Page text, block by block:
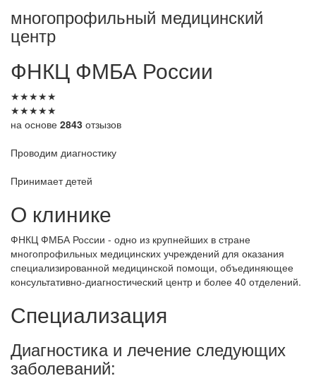
многопрофильный медицинский
центр
ФНКЦ ФМБА России
★★★★★
★★★★★
на основе 2843 отзызов
Проводим диагностику
Принимает детей
О клинике
ФНКЦ ФМБА России - одно из крупнейших в стране
многопрофильных медицинских учреждений для оказания
специализированной медицинской помощи, объединяющее
консультативно-диагностический центр и более 40 отделений.
Специализация
Диагностика и лечение следующих
заболеваний: